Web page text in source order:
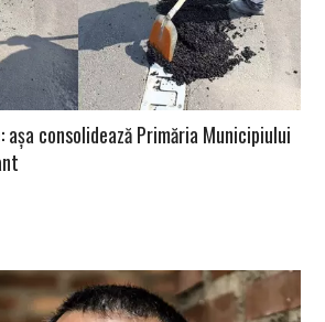
consolidează Primăria Municipiului